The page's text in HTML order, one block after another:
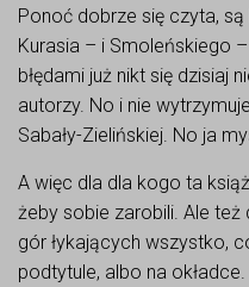
Ponoć dobrze się czyta,
Kurasia – i Smoleńskiego
błędami już nikt się dzisiaj
autorzy. No i nie
Sabały-Zielińskiej. No ja
A więc dla dla kogo ta
żeby sobie zarobili. Ale też
gór łykających wszystko,
podtytule, albo na okładce.